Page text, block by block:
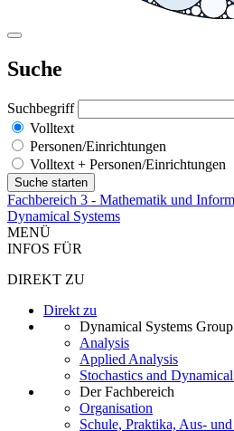
Suche
Suchbegriff
Volltext
Personen/Einrichtungen
Volltext + Personen/Einrichtungen
Fachbereich 3 - Mathematik und
Dynamical Systems
MENÜ
INFOS FÜR
DIREKT ZU
Direkt zu
Dynamical Systems Group
Analysis
Applied Analysis
Stochastics and
Der Fachbereich
Organisation
Schule, Praktika, Aus-